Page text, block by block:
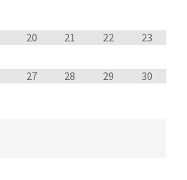
20 21 22 23
27 28 29 30